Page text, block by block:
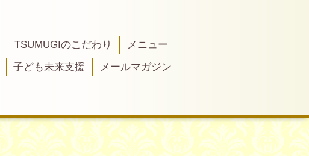
TSUMUGIのこだわり
メニュー
子ども未来支援
メールマガジン